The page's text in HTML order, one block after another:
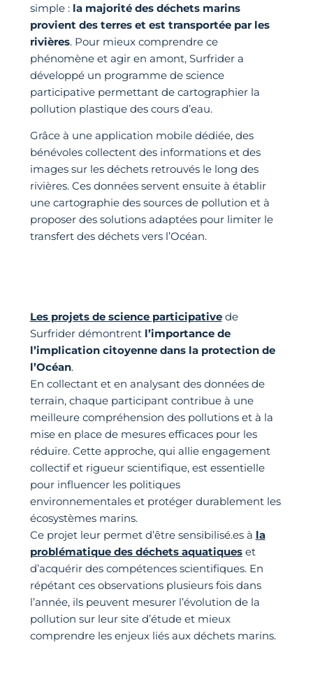
simple : la majorité des déchets marins
provient des terres et est transportée par les
rivières. Pour mieux comprendre ce
phénomène et agir en amont, Surfrider a
développé un programme de science
participative permettant de cartographier la
pollution plastique des cours d’eau.
Grâce à une application mobile dédiée, des
bénévoles collectent des informations et des
images sur les déchets retrouvés le long des
rivières. Ces données servent ensuite à établir
une cartographie des sources de pollution et à
proposer des solutions adaptées pour limiter le
transfert des déchets vers l’Océan.
Les projets de science participativede
Surfrider démontrentl’importance de
l’implication citoyenne dans la protection de
l’Océan.
En collectant et en analysant des données de
terrain, chaque participant contribue à une
meilleure compréhension des pollutions et à la
mise en place de mesures efficaces pour les
réduire. Cette approche, qui allie engagement
collectif et rigueur scientifique, est essentielle
pour influencer les politiques
environnementales et protéger durablement les
écosystèmes marins.
Ce projet leur permet d’être sensibilisé.es à la
problématique des déchets aquatiqueset
d’acquérir des compétences scientifiques. En
répétant ces observations plusieurs fois dans
l’année, ils peuvent mesurer l’évolution de la
pollution sur leur site d’étude et mieux
comprendre les enjeux liés aux déchets marins.